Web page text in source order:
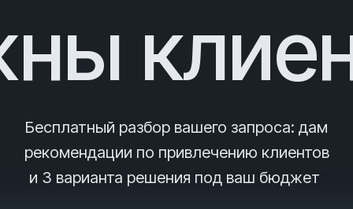
Бесплатный разбор вашего запроса: дам
рекомендации по привлечению клиентов
и 3 варианта решения под ваш бюджет